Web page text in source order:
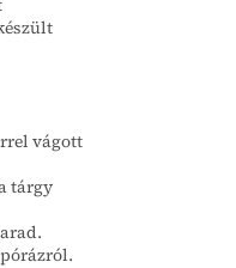
vágott
tárgy